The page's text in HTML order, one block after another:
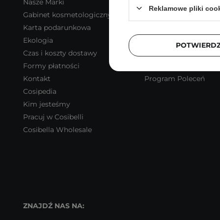
Nasze Marki
Gabinet kosmetologiczny
Karta podarunkowa
Ekologia
Czas i koszty dostawy
Formy płatności
Kontakt
Cosipedia
Kim jesteśmy
Pracuj w Cosibelli
Cosibella Wholesale
Moje zamówienia
Program Poleceń
ZNAJDŹ NAS NA:
Reklamowe pliki